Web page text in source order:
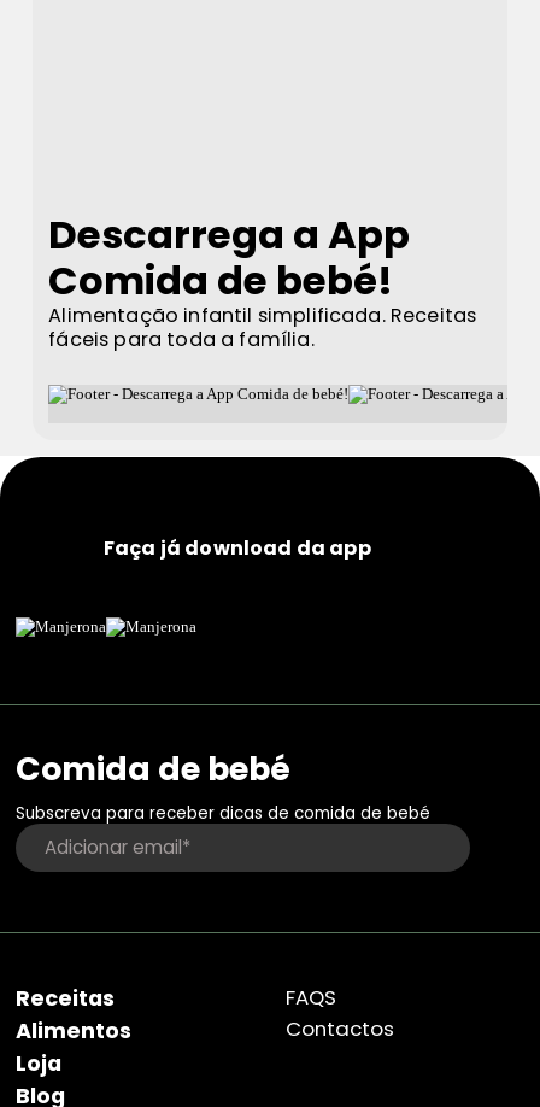
Descarrega a App
Comida de bebé!
Alimentação infantil simplificada. Receitas
fáceis para toda a família.
Comida de bebé
Subscreva para receber dicas de comida de bebé
Receitas
Alimentos
Loja
Blog
FAQS
Contactos
Faça já download da app